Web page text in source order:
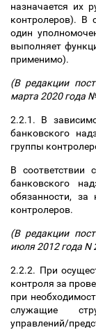
назначается их
контролеров). В
один
выполняет
применимо).
(В редакции
марта 2020 года
2.2.1. В
банковского
группы
В соответствии
банковского
обязанности, за
контролеров.
(В редакции
июля 2012 года
2.2.2. При
контроля за
при
служащие
управлений/